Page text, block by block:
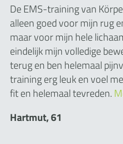
De EMS-training van
alleen goed voor mijn rug
maar voor mijn hele
eindelijk mijn volledige
terug en ben helemaal
training erg leuk en voel
fit en helemaal tevreden.
Hartmut, 61